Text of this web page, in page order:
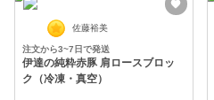
佐藤裕美
注文から3~7日で発送
伊達の純粋赤豚 肩ロースブロッ
ク（冷凍・真空）